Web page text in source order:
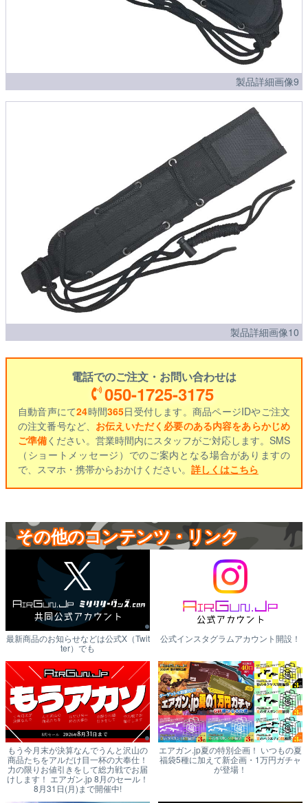
製品詳細画像9
製品詳細画像10
電話でのご注文・お問い合わせは
050-1725-3175
自動音声にて24時間365日受付します。商品ページIDやご注文
の注文番号など、 お伝えいただく必要のある内容をあらかじめ
ご準備ください。営業時間内にスタッフがご対応します。SMS
（ショートメッセージ）でのご案内となる場合がありますの
で、スマホ・携帯からおかけください。 詳しくはこちら
その他のコンテンツ・リンク
最新商品のお知らせなどは公式X（Twit
ter）でも
公式インスタグラムアカウント開設！
もう今月末が決算なんでうんと沢山の
商品たちをアルだけ目一杯の大奉仕！
力の限りお値引きをして総力戦でお届
けします！ エアガン.jp 8月のセール！
8月31日(月)まで開催中!
エアガン.jp夏の特別企画！ いつもの夏
福袋5種に加えて新企画・1万円ガチャ
が登場！